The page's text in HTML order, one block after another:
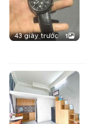
43 giây trước 1